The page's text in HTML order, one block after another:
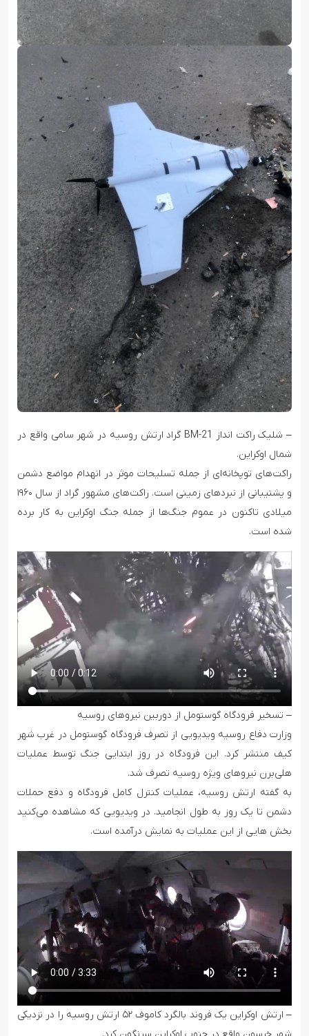
– شلیک راکت انداز BM-21 گراد ارتش روسیه در شهر سامی واقع در
شمال اوکراین.
راکت‌های توپخانه‌ای از جمله تسلیحات موثر در انهدام مواضع دشمن
و پشتیبانی از نبردهای زمینی است. راکت‌های مشهور گراد از سال ۱۹۶۰
میلادی تاکنون در عموم جنگ‌ها از جمله جنگ اوکراین به کار برده
شده است.
– تسخیر فرودگاه گوستومل از دوربین نیروهای روسیه
وزارت دفاع روسیه ویدیویی از تصرف فرودگاه گوستومل در غرب شهر
کیف منتشر کرد. این فرودگاه در روز ابتدایی جنگ توسط عملیات
هلی‌برن نیروهای ویژه روسیه تصرف شد.
به گفته ارتش روسیه، عملیات کنترل کامل فرودگاه و دفع حملات
دشمن تا یک روز به طول انجامید. در ویدیویی که مشاهده می‌کنید
بخش هایی از این عملیات به نمایش درآمده است.
– ارتش اوکراین یک فروند بالگرد کاموف ۵۲ ارتش روسیه را در نزدیکی